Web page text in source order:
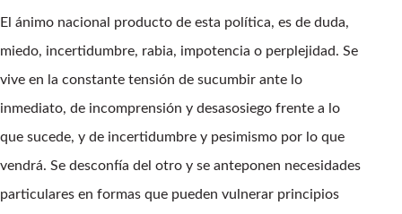
El ánimo nacional producto de esta política, es de duda,
miedo, incertidumbre, rabia, impotencia o perplejidad. Se
vive en la constante tensión de sucumbir ante lo
inmediato, de incomprensión y desasosiego frente a lo
que sucede, y de incertidumbre y pesimismo por lo que
vendrá. Se desconfía del otro y se anteponen necesidades
particulares en formas que pueden vulnerar principios